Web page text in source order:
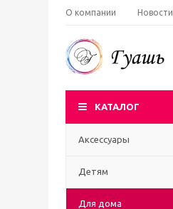
О компании Новости
КАТАЛОГ
Аксессуары
Детям
Для дома